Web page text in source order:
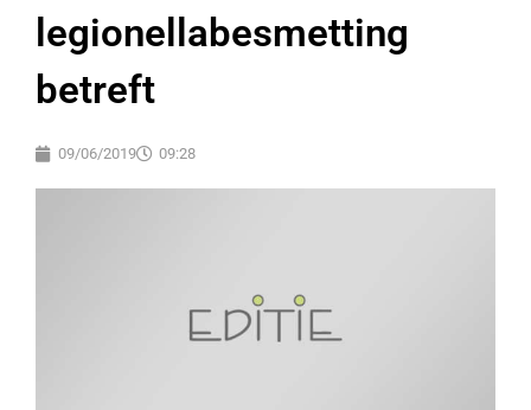
legionellabesmetting
betreft
09/06/2019 09:28